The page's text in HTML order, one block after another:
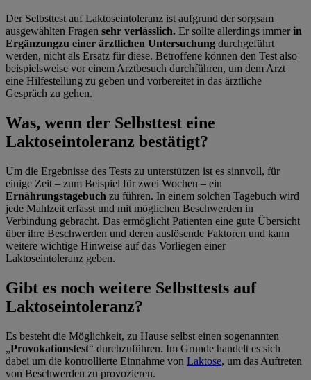
Der Selbsttest auf Laktoseintoleranz ist aufgrund der sorgsam
ausgewählten Fragen sehr verlässlich. Er sollte allerdings immerin
Ergänzungzu einer ärztlichen Untersuchung durchgeführt
werden, nicht als Ersatz für diese. Betroffene können den Test also
beispielsweise vor einem Arztbesuch durchführen, um dem Arzt
eine Hilfestellung zu geben und vorbereitet in das ärztliche
Gespräch zu gehen.
Was, wenn der Selbsttest eine
Laktoseintoleranz bestätigt?
Um die Ergebnisse des Tests zu unterstützen ist es sinnvoll, für
einige Zeit – zum Beispiel für zwei Wochen – ein
Ernährungstagebuch zu führen. In einem solchen Tagebuch wird
jede Mahlzeit erfasst und mit möglichen Beschwerden in
Verbindung gebracht. Das ermöglicht Patienten eine gute Übersicht
über ihre Beschwerden und deren auslösende Faktoren und kann
weitere wichtige Hinweise auf das Vorliegen einer
Laktoseintoleranz geben.
Gibt es noch weitere Selbsttests auf
Laktoseintoleranz?
Es besteht die Möglichkeit, zu Hause selbst einen sogenannten
„Provokationstest“ durchzuführen. Im Grunde handelt es sich
dabei um die kontrollierte Einnahme von Laktose, um das Auftreten
von Beschwerden zu provozieren.